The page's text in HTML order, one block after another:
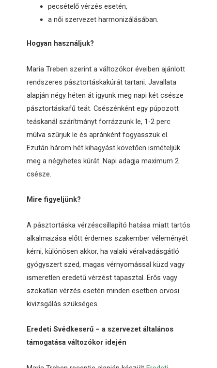
pecsételő vérzés esetén,
a női szervezet harmonizálásában.
Hogyan használjuk?
Maria Treben szerint a változókor éveiben ajánlott
rendszeres pásztortáskakúrát tartani. Javallata
alapján négy héten át igyunk meg napi két csésze
pásztortáskafű teát. Csészénként egy púpozott
teáskanál szárítmányt forrázzunk le, 1-2 perc
múlva szűrjük le és apránként fogyasszuk el.
Ezután három hét kihagyást követően ismételjük
meg a négyhetes kúrát. Napi adagja maximum 2
csésze.
Mire figyeljünk?
A pásztortáska vérzéscsillapító hatása miatt tartós
alkalmazása előtt érdemes szakember véleményét
kérni, különösen akkor, ha valaki véralvadásgátló
gyógyszert szed, magas vérnyomással küzd vagy
ismeretlen eredetű vérzést tapasztal. Erős vagy
szokatlan vérzés esetén minden esetben orvosi
kivizsgálás szükséges.
Eredeti Svédkeserű – a szervezet általános
támogatása változókor idején